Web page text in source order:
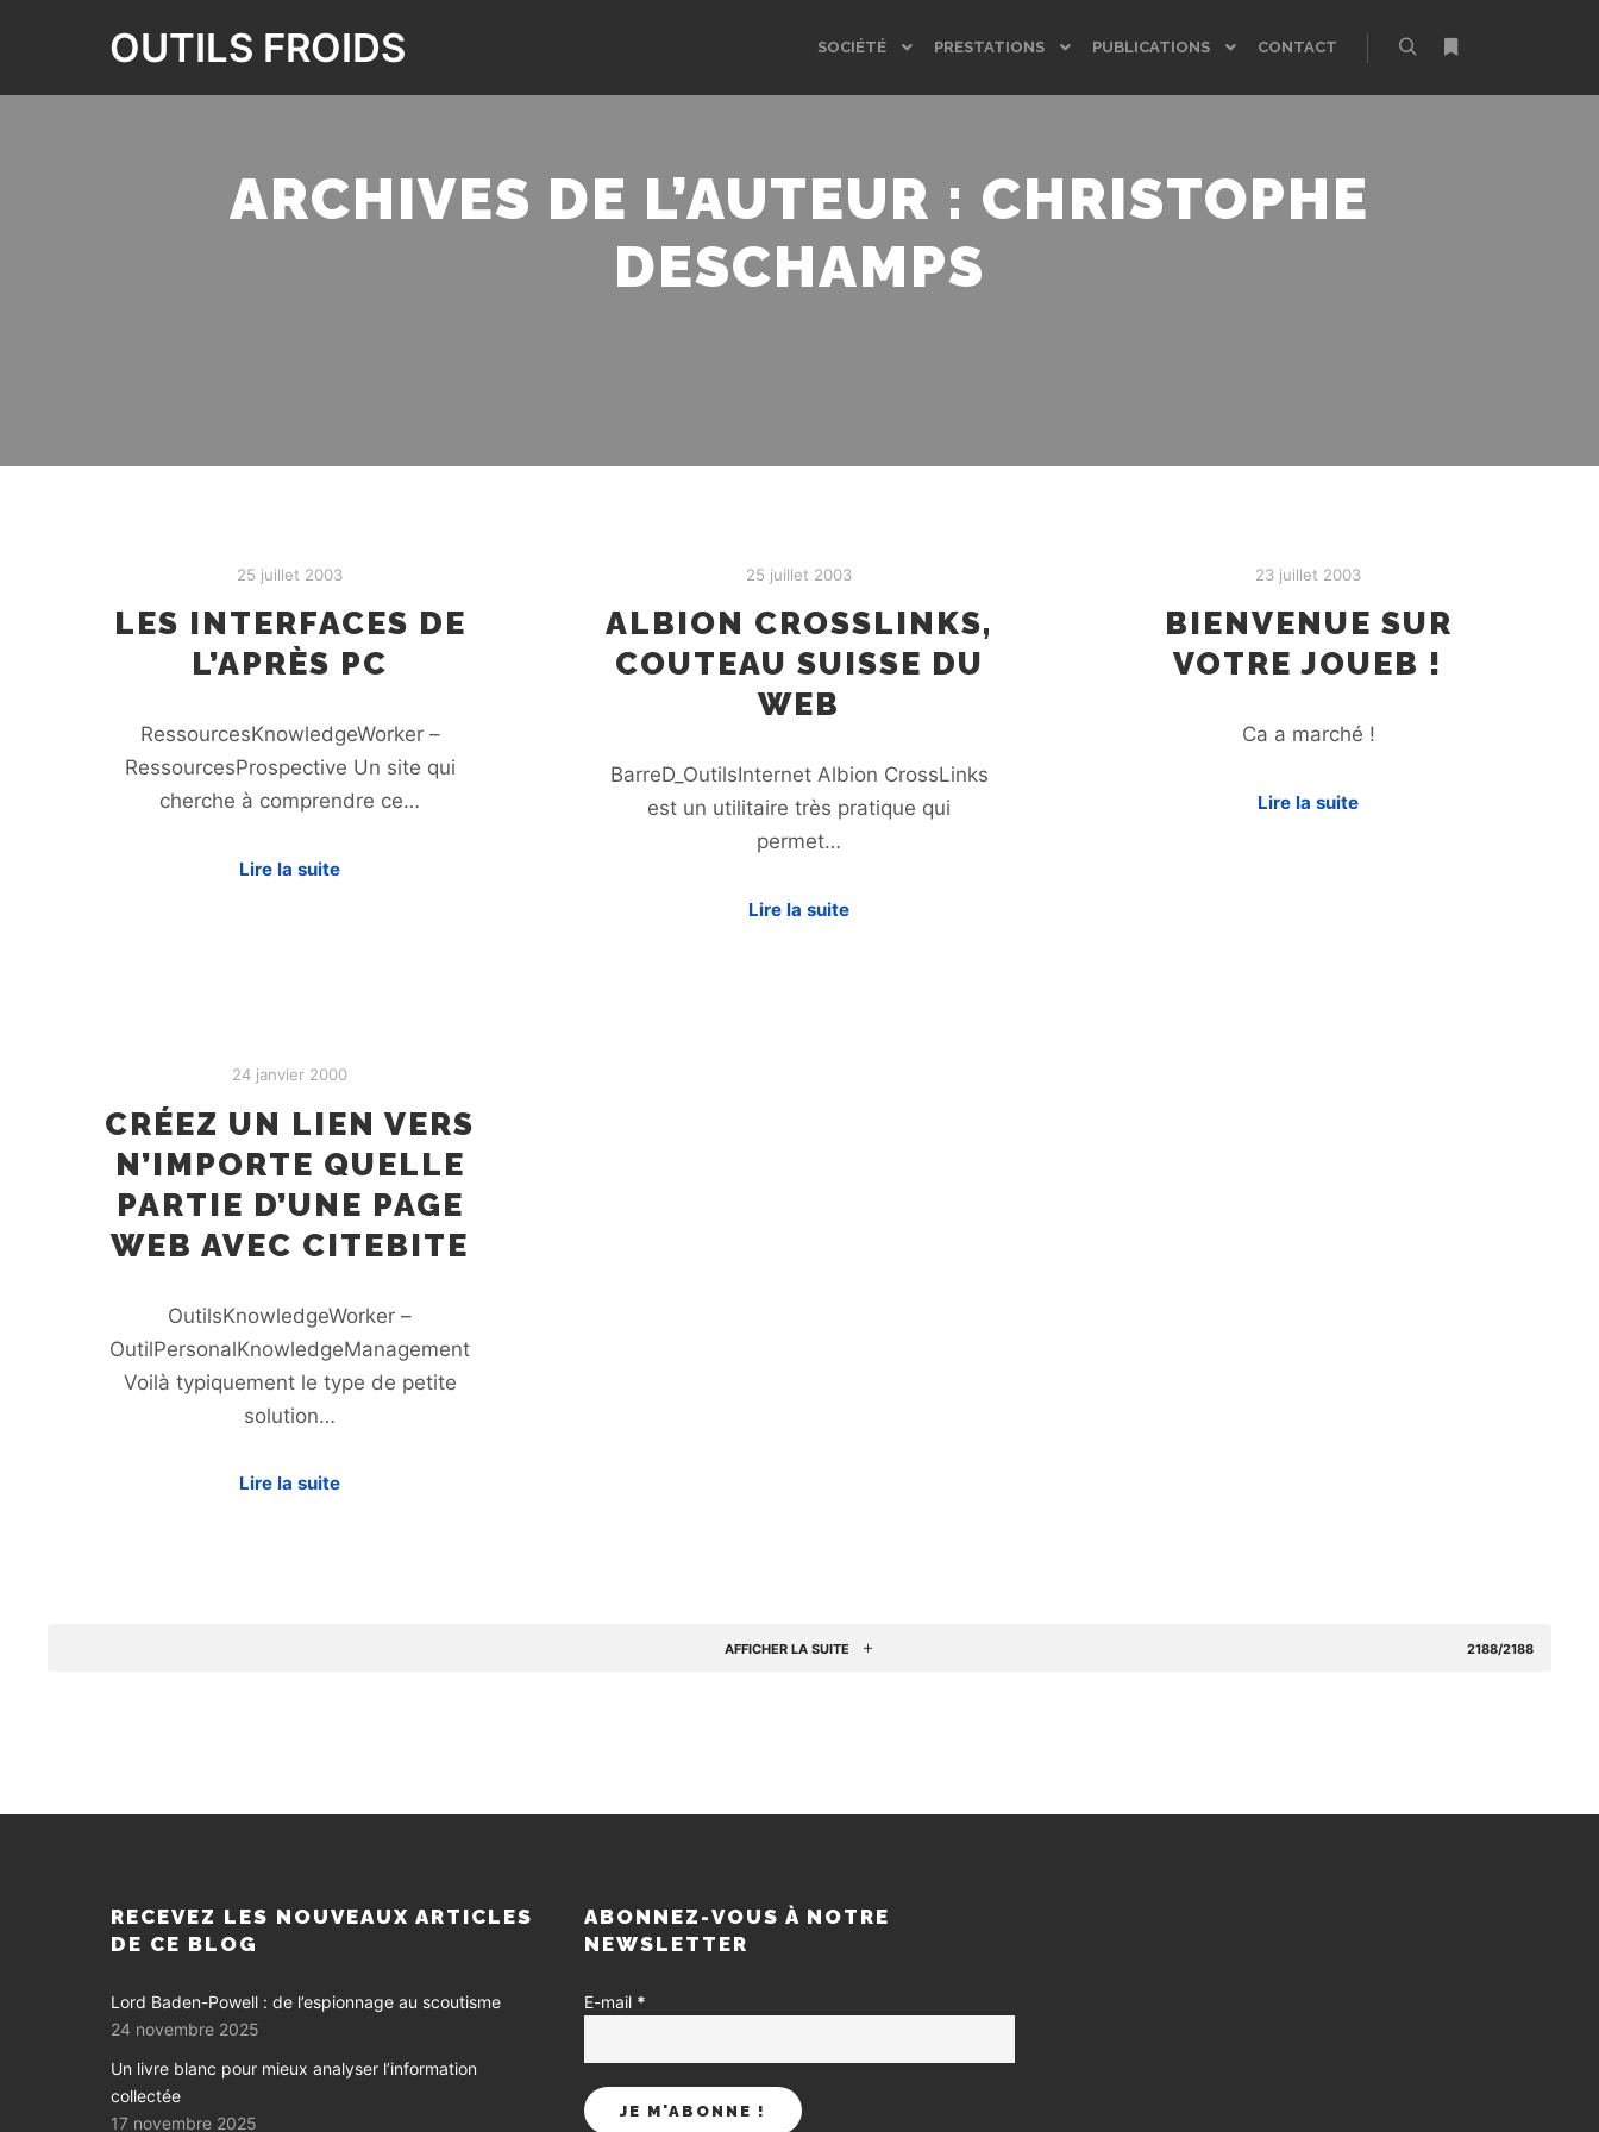
OUTILS FROIDS SOCIÉTÉ PRESTATIONS PUBLICATIONS
CONTACT
ARCHIVES DE L’AUTEUR : CHRISTOPHE
DESCHAMPS
25 juillet 2003
LES INTERFACES DE
L’APRÈS PC
RessourcesKnowledgeWorker –
RessourcesProspective Un site qui
cherche à comprendre ce…
Lire la suite
25 juillet 2003
ALBION CROSSLINKS,
COUTEAU SUISSE DU
WEB
BarreD_OutilsInternet Albion CrossLinks
est un utilitaire très pratique qui
permet…
Lire la suite
23 juillet 2003
BIENVENUE SUR
VOTRE JOUEB !
Ca a marché !
Lire la suite
24 janvier 2000
CRÉEZ UN LIEN VERS
N’IMPORTE QUELLE
PARTIE D’UNE PAGE
WEB AVEC CITEBITE
OutilsKnowledgeWorker –
OutilPersonalKnowledgeManagement
Voilà typiquement le type de petite
solution…
Lire la suite
AFFICHER LA SUITE 2188/2188
RECEVEZ LES NOUVEAUX ARTICLES
DE CE BLOG
Lord Baden-Powell : de l’espionnage au scoutisme
24 novembre 2025
Un livre blanc pour mieux analyser l’information
collectée
17 novembre 2025
ABONNEZ-VOUS À NOTRE
NEWSLETTER
E-mail *